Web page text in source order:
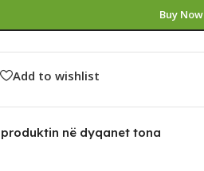
Buy Now
Add to wishlist
në dyqanet tona